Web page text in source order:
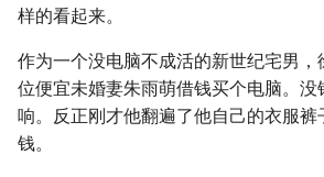
样的看起来。
作为一个没电脑不成活的新世纪宅男
位便宜未婚妻朱雨萌借钱买个电脑。没
响。反正刚才他翻遍了他自己的衣服裤
钱。